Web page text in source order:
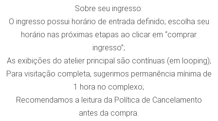
Sobre seu ingresso:
O ingresso possui horário de entrada definido; escolha seu
horário nas próximas etapas ao clicar em “comprar
ingresso”;
As exibições do atelier principal são contínuas (em looping);
Para visitação completa, sugerimos permanência mínima de
1 hora no complexo;
Recomendamos a leitura da Política de Cancelamento
antes da compra.